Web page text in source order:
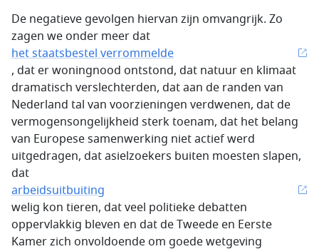
De negatieve gevolgen hiervan zijn omvangrijk. Zo
zagen we onder meer dat
het staatsbestel verrommelde
, dat er woningnood ontstond, dat natuur en klimaat
dramatisch verslechterden, dat aan de randen van
Nederland tal van voorzieningen verdwenen, dat de
vermogensongelijkheid sterk toenam, dat het belang
van Europese samenwerking niet actief werd
uitgedragen, dat asielzoekers buiten moesten slapen,
dat
arbeidsuitbuiting
welig kon tieren, dat veel politieke debatten
oppervlakkig bleven en dat de Tweede en Eerste
Kamer zich onvoldoende om goede wetgeving